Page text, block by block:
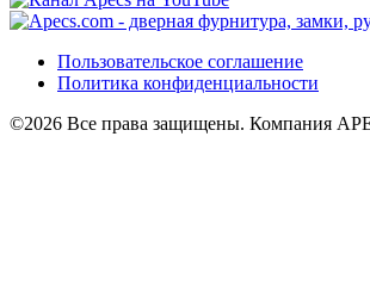
Пользовательское соглашение
Политика конфиденциальности
©2026 Все права защищены. Компания